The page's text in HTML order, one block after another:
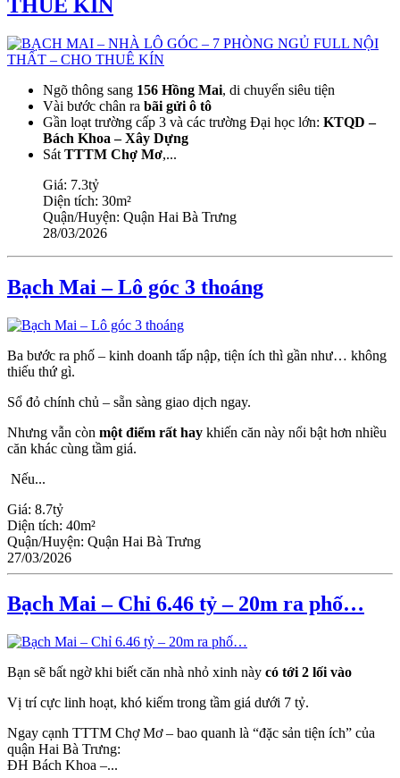
THUÊ KÍN
Ngõ thông sang 156 Hồng Mai, di chuyển siêu tiện
Vài bước chân ra bãi gửi ô tô
Gần loạt trường cấp 3 và các trường Đại học lớn: KTQD –
Bách Khoa – Xây Dựng
Sát TTTM Chợ Mơ,...
Giá: 7.3tỷ
Diện tích: 30m²
Quận/Huyện: Quận Hai Bà Trưng
28/03/2026
Bạch Mai – Lô góc 3 thoáng
Ba bước ra phố – kinh doanh tấp nập, tiện ích thì gần như… không
thiếu thứ gì.
Sổ đỏ chính chủ – sẵn sàng giao dịch ngay.
Nhưng vẫn còn một điểm rất hay khiến căn này nổi bật hơn nhiều
căn khác cùng tầm giá.
Nếu...
Giá: 8.7tỷ
Diện tích: 40m²
Quận/Huyện: Quận Hai Bà Trưng
27/03/2026
Bạch Mai – Chỉ 6.46 tỷ – 20m ra phố…
Bạn sẽ bất ngờ khi biết căn nhà nhỏ xinh này có tới 2 lối vào
Vị trí cực linh hoạt, khó kiếm trong tầm giá dưới 7 tỷ.
Ngay cạnh TTTM Chợ Mơ – bao quanh là “đặc sản tiện ích” của
quận Hai Bà Trưng:
ĐH Bách Khoa –...